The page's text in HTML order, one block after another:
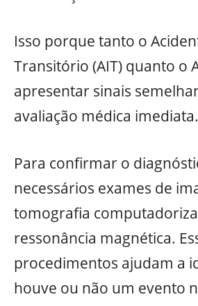
Isso porque tanto o
Transitório (AIT) quanto o
apresentar sinais
avaliação médica imediata.
Para confirmar o
necessários exames de
tomografia
ressonância magnética.
procedimentos ajudam a
houve ou não um evento